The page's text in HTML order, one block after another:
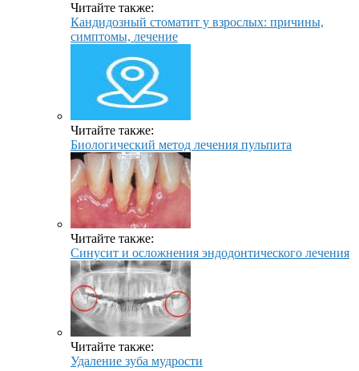
Читайте также:
Кандидозный стоматит у взрослых: причины,
симптомы, лечение
Читайте также:
Биологический метод лечения пульпита
Читайте также:
Синусит и осложнения эндодонтического лечения
Читайте также:
Удаление зуба мудрости